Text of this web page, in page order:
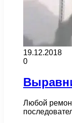
19.12.2018
0
Любой